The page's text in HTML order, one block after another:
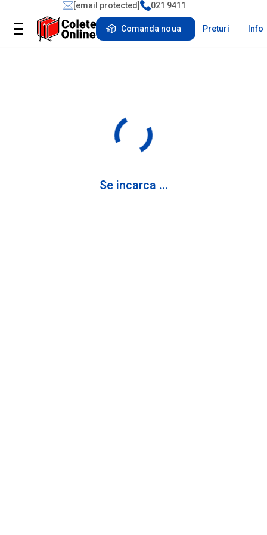
[email protected] 021 9411
Comanda noua Preturi Info
Se incarca ...